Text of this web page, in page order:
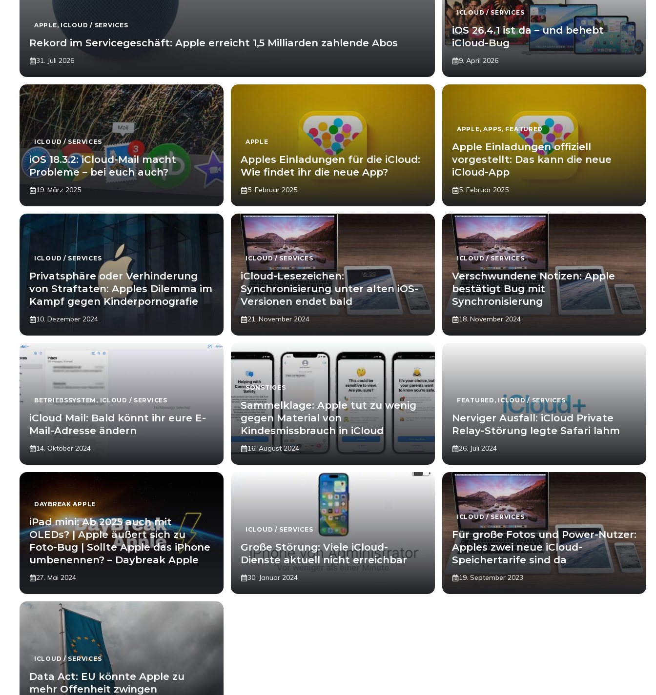
APPLE, ICLOUD / SERVICES
Rekord im Servicegeschäft: Apple erreicht 1,5 Milliarden zahlende Abos
31. Juli 2026
ICLOUD / SERVICES
iOS 26.4.1 ist da – und behebt
iCloud-Bug
9. April 2026
ICLOUD / SERVICES
iOS 18.3.2: iCloud-Mail macht
Probleme – bei euch auch?
19. März 2025
APPLE
Apples Einladungen für die iCloud:
Wie findet ihr die neue App?
5. Februar 2025
APPLE,APPS, FEATURED
Apple Einladungen offiziell
vorgestellt: Das kann die neue
iCloud-App
5. Februar 2025
ICLOUD / SERVICES
Privatsphäre oder Verhinderung
von Straftaten: Apples Dilemma im
Kampf gegen Kinderpornografie
10. Dezember 2024
ICLOUD / SERVICES
iCloud-Lesezeichen:
Synchronisierung unter alten iOS-
Versionen endet bald
21. November 2024
ICLOUD / SERVICES
Verschwundene Notizen: Apple
bestätigt Bug mit
Synchronisierung
18. November 2024
BETRIEBSSYSTEM ,ICLOUD / SERVICES
iCloud Mail: Bald könnt ihr eure E-
Mail-Adresse ändern
14. Oktober 2024
SONSTIGES
Sammelklage: Apple tut zu wenig
gegen Material von
Kindesmissbrauch in iCloud
16. August 2024
FEATURED , ICLOUD / SERVICES
Nerviger Ausfall: iCloud Private
Relay-Störung legte Safari lahm
26. Juli 2024
DAYBREAK APPLE
iPad mini: Ab 2025 auch mit
OLEDs? | Apple äußert sich zu
Foto-Bug | Sollte Apple das iPhone
umbenennen? – Daybreak Apple
27. Mai 2024
ICLOUD / SERVICES
Große Störung: Viele iCloud-
Dienste aktuell nicht erreichbar
30. Januar 2024
ICLOUD / SERVICES
Für große Fotos und Power-Nutzer:
Apples zwei neue iCloud-
Speichertarife sind da
19. September 2023
ICLOUD / SERVICES
Data Act: EU könnte Apple zu
mehr Offenheit zwingen